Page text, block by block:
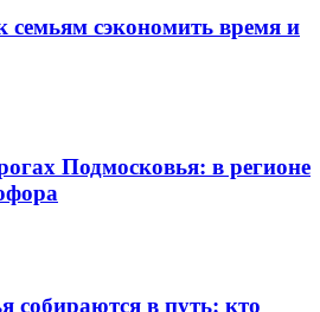
сэкономить время и
Подмосковья: в регионе
собираются в путь: кто